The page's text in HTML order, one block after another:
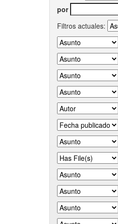
por
Filtros actuales: